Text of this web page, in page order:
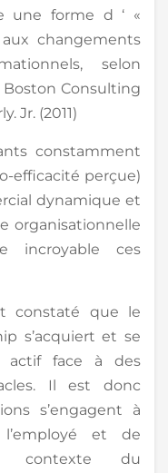
une forme d ‘ «
changements
selon
Consulting
Jr. (2011)
constamment
efficacité perçue)
dynamique et
organisationnelle
incroyable ces
constaté que le
s’acquiert et se
actif face à des
Il est donc
s’engagent à
et de
contexte du